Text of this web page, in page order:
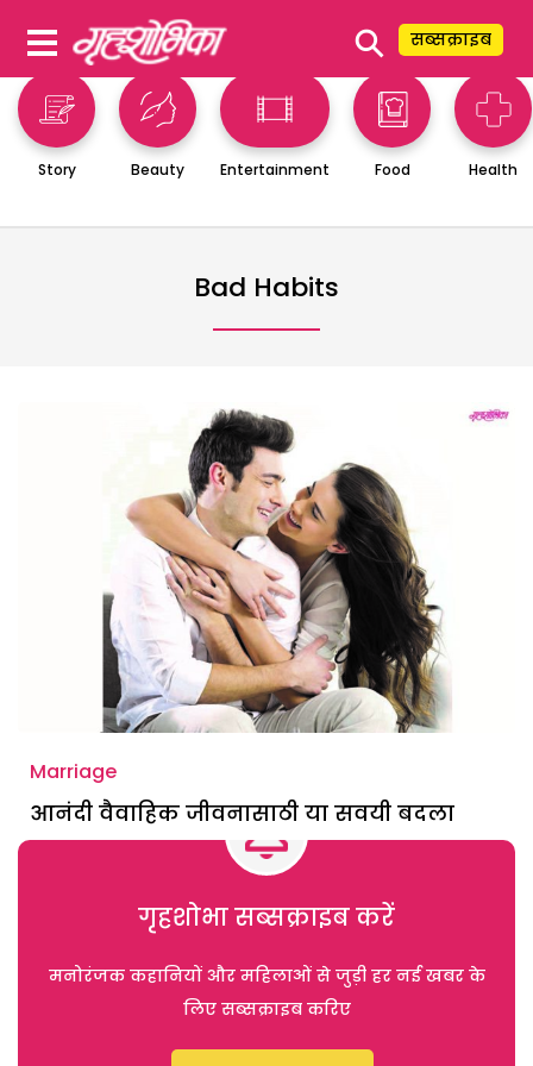
⚲ सब्सक्राइब
Story Beauty Entertainment Food Health
Bad Habits
Marriage
आनंदी वैवाहिक जीवनासाठी या सवयी बदला
गृहशोभा सब्सक्राइब करें
मनोरंजक कहानियों और महिलाओं से जुड़ी हर नई खबर के
लिए सब्सक्राइब करिए